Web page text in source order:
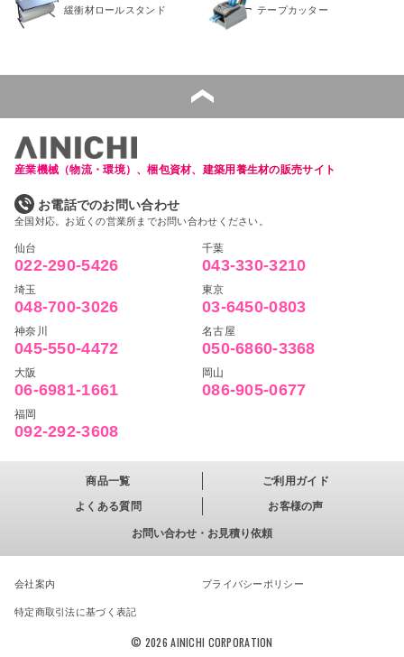
緩衝材ロールスタンド テープカッター
産業機械（物流・環境）、梱包資材、建築用養生材の販売サイト
お電話でのお問い合わせ
全国対応。お近くの営業所までお問い合わせください。
仙台
022-290-5426
千葉
043-330-3210
埼玉
048-700-3026
東京
03-6450-0803
神奈川
045-550-4472
名古屋
050-6860-3368
大阪
06-6981-1661
岡山
086-905-0677
福岡
092-292-3608
商品一覧
ご利用ガイド
よくある質問
お客様の声
お問い合わせ・お見積り依頼
会社案内 プライバシーポリシー
特定商取引法に基づく表記
© 2026 AINICHI CORPORATION